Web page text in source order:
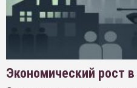
Экономический рост